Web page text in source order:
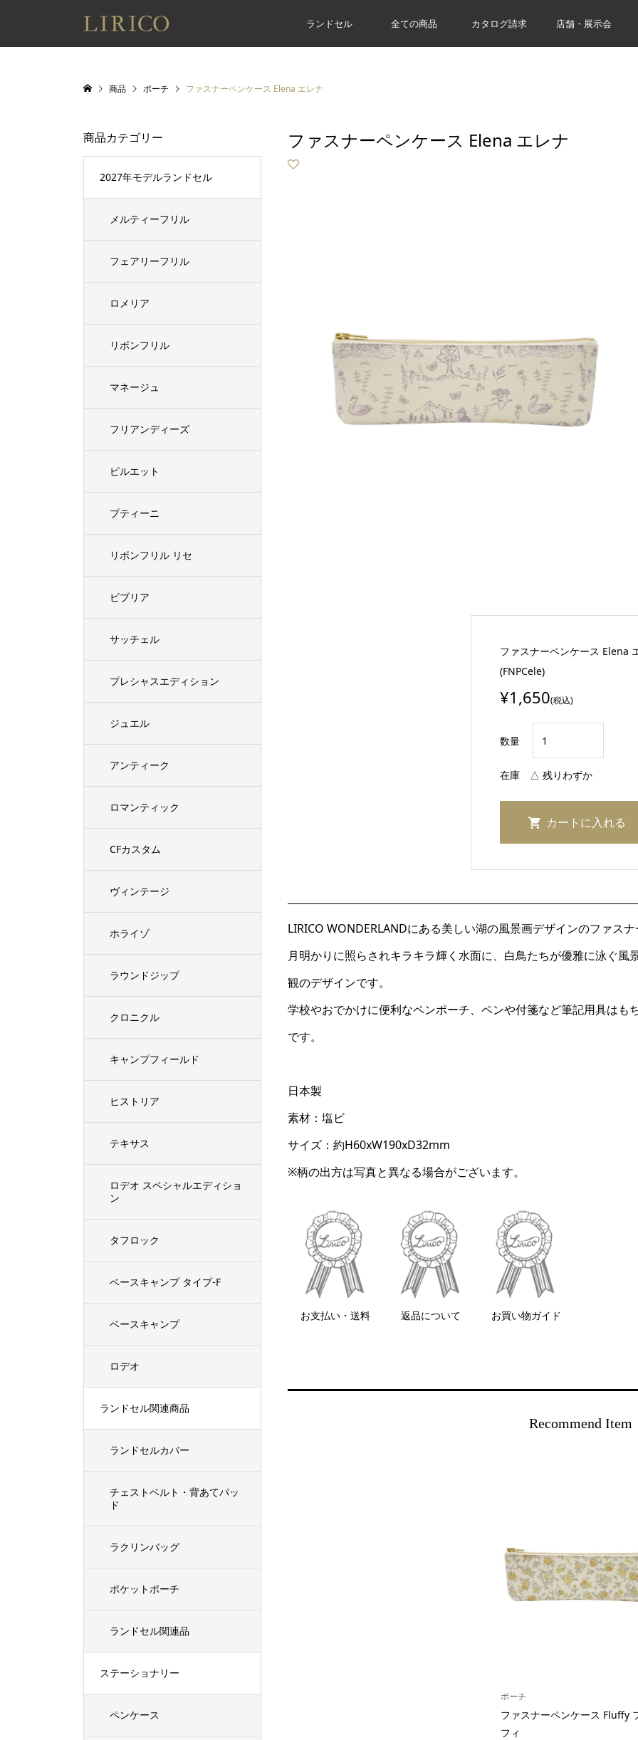
ランドセル 全ての商品 カタログ請求 店舗・展示会
商品 ポーチ ファスナーペンケース Elena エレナ
ファスナーペンケース Elena エレナ
LIRICO WONDERLANDにある美しい湖の風景画デザインのファス
月明かりに照らされキラキラ輝く水面に、白鳥たちが優雅に泳ぐ
観のデザインです。
学校やおでかけに便利なペンポーチ、ペンや付箋など筆記用具はも
です。
日本製
素材：塩ビ
サイズ：約H60xW190xD32mm
※柄の出方は写真と異なる場合がございます。
お支払い・送料 返品について お買い物ガイド
ファスナーペンケース Elena
(FNPCele)
¥1,650(税込)
数量
在庫 △ 残りわずか
Recommend Item
ポーチ
ファスナーペンケース Fluffy
フィ
商品カテゴリー
2027年モデルランドセル
メルティーフリル
フェアリーフリル
ロメリア
リボンフリル
マネージュ
フリアンディーズ
ピルエット
プティーニ
リボンフリル リセ
ビブリア
サッチェル
プレシャスエディション
ジュエル
アンティーク
ロマンティック
CFカスタム
ヴィンテージ
ホライゾ
ラウンドジップ
クロニクル
キャンプフィールド
ヒストリア
テキサス
ロデオ スペシャルエディショ
ン
タフロック
ベースキャンプ タイプ-F
ベースキャンプ
ロデオ
ランドセル関連商品
ランドセルカバー
チェストベルト・背あてパッ
ド
ラクリンバッグ
ポケットポーチ
ランドセル関連品
ステーショナリー
ペンケース